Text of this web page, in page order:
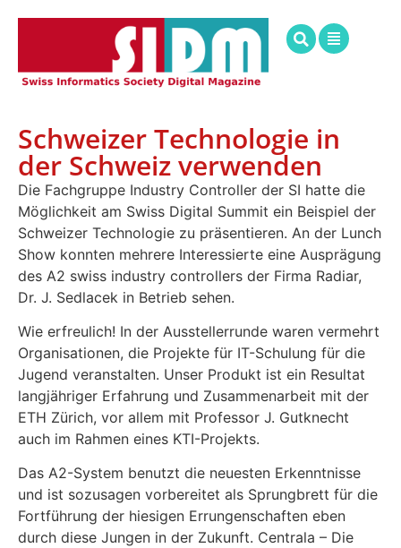
Schweizer Technologie in
der Schweiz verwenden
Die Fachgruppe Industry Controller der SI hatte die
Möglichkeit am Swiss Digital Summit ein Beispiel der
Schweizer Technologie zu präsentieren. An der Lunch
Show konnten mehrere Interessierte eine Ausprägung
des A2 swiss industry controllers der Firma Radiar,
Dr. J. Sedlacek in Betrieb sehen.
Wie erfreulich! In der Ausstellerrunde waren vermehrt
Organisationen, die Projekte für IT-Schulung für die
Jugend veranstalten. Unser Produkt ist ein Resultat
langjähriger Erfahrung und Zusammenarbeit mit der
ETH Zürich, vor allem mit Professor J. Gutknecht
auch im Rahmen eines KTI-Projekts.
Das A2-System benutzt die neuesten Erkenntnisse
und ist sozusagen vorbereitet als Sprungbrett für die
Fortführung der hiesigen Errungenschaften eben
durch diese Jungen in der Zukunft. Centrala – Die